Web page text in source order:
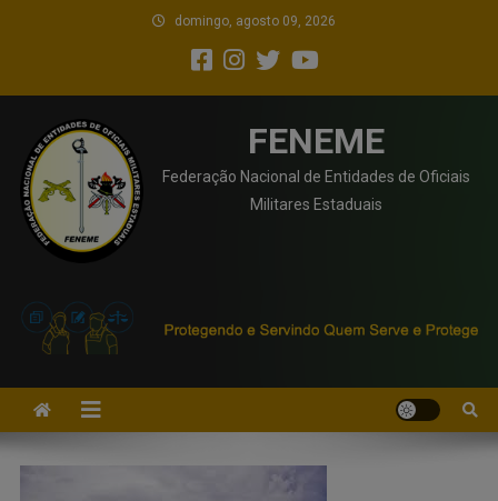
domingo, agosto 09, 2026
FENEME
Federação Nacional de Entidades de Oficiais
Militares Estaduais